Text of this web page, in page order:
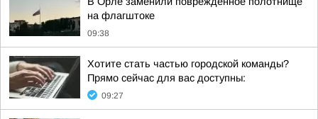
на флагштоке
09:38
Хотите стать частью городской команды?
Прямо сейчас для вас доступны:
09:27